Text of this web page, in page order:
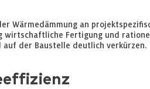
Wärmedämmung an
wirtschaftliche Fertigung und
der Baustelle deutlich verkürzen.